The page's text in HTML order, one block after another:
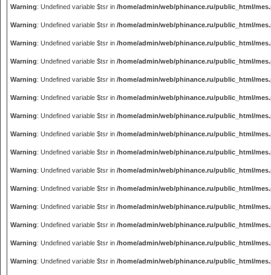
Warning: Undefined variable $tsr in /home/admin/web/phinance.ru/public_html/
Warning: Undefined variable $tsr in /home/admin/web/phinance.ru/public_html/
Warning: Undefined variable $tsr in /home/admin/web/phinance.ru/public_html/
Warning: Undefined variable $tsr in /home/admin/web/phinance.ru/public_html/
Warning: Undefined variable $tsr in /home/admin/web/phinance.ru/public_html/
Warning: Undefined variable $tsr in /home/admin/web/phinance.ru/public_html/
Warning: Undefined variable $tsr in /home/admin/web/phinance.ru/public_html/
Warning: Undefined variable $tsr in /home/admin/web/phinance.ru/public_html/
Warning: Undefined variable $tsr in /home/admin/web/phinance.ru/public_html/
Warning: Undefined variable $tsr in /home/admin/web/phinance.ru/public_html/
Warning: Undefined variable $tsr in /home/admin/web/phinance.ru/public_html/
Warning: Undefined variable $tsr in /home/admin/web/phinance.ru/public_html/
Warning: Undefined variable $tsr in /home/admin/web/phinance.ru/public_html/
Warning: Undefined variable $tsr in /home/admin/web/phinance.ru/public_html/
Warning: Undefined variable $tsr in /home/admin/web/phinance.ru/public_html/